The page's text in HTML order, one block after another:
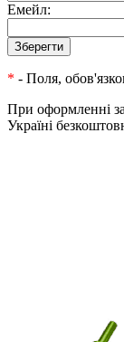
Емейл:
* - Поля,
При оформленні
Україні